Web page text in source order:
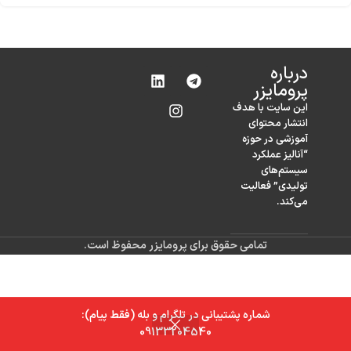
شماره پشتیبانی در تلگرام و بله (فقط پیام):
09133204540
درباره‌
پرومایزر
این سایت با هدف
انتشار محتوای
آموزشی در حوزه
“آنالیز عملکرد
سیستم‌های
تولیدی” فعالیت
می‌کند.
تمامی حقوق برای پرومایزر محفوظ است.